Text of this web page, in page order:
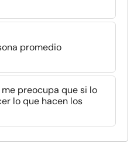
promedio
preocupa que si lo
lo que hacen los